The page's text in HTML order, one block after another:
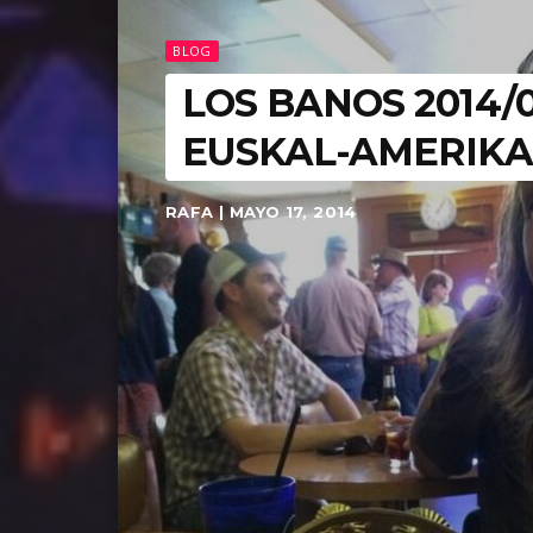
BLOG
LOS BANOS
EUSKAL-
RAFA | MAYO 17, 2014